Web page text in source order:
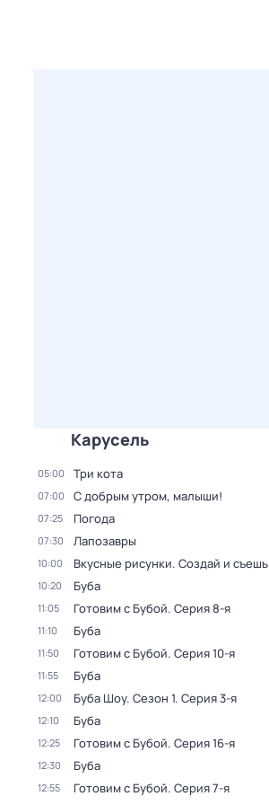
Карусель
05:00 Три кота
07:00 С добрым утром, малыши!
07:25 Погода
07:30 Лапозавры
10:00 Вкусные рисунки. Создай и съешь
10:20 Буба
11:05 Готовим с Бубой. Серия 8-я
11:10 Буба
11:50 Готовим с Бубой. Серия 10-я
11:55 Буба
12:00 Буба Шоу. Сезон 1. Серия 3-я
12:10 Буба
12:25 Готовим с Бубой. Серия 16-я
12:30 Буба
12:55 Готовим с Бубой. Серия 7-я